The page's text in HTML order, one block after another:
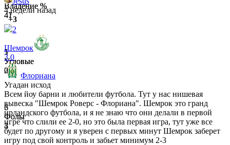
Владение %
41
5
Угловые
0
3
Фолы
3
Владение %
47
1
Угловые
2
6
Фолы
4
4 недели назад
+3
2
Шемрок
3 0
Флориана
Угадан исход
Всем йоу барни и любители футбола. Тут у нас нишевая
вывеска "Шемрок Роверс - Флориана". Шемрок это гранд
ирландского футбола, и я не знаю что они делали в первой
игре что слили ее 2-0, но это была первая игра, тут уже все
будет по другому и я уверен с первых минут Шемрок заберет
игру под свой контроль и забьет минимум 2-3